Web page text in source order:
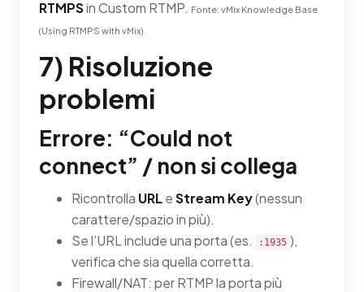
RTMPSin Custom RTMP. Fonte: vMix Knowledge Base
(Using RTMPS with vMix).
7) Risoluzione
problemi
Errore: “Could not
connect” / non si collega
Ricontrolla URLeStream Key(nessun
carattere/spazio in più).
Se l’URL include una porta (es.
:1935 ),
verifica che sia quella corretta.
Firewall/NAT: per RTMP la porta più